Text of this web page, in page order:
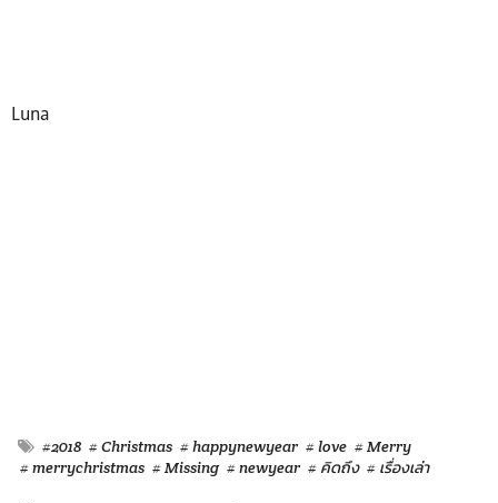
Luna
#2018 # Christmas # happynewyear # love # Merry
# merrychristmas # Missing # newyear # คิดถึง # เรื่องเล่า